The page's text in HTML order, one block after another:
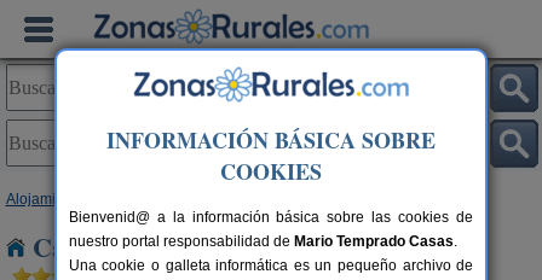
Alojamientos
Casas Rurales cerca de San Calixto
INFORMACIÓN BÁSICA SOBRE
COOKIES
Bienvenid@ a la información básica sobre las cookies de
nuestro portal responsabilidad de Mario Temprado Casas.
Una cookie o galleta informática es un pequeño archivo de